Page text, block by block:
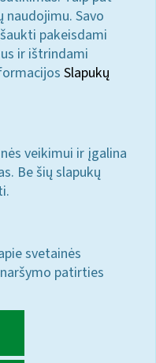
Savo
pakeisdami
ir ištrindami
Slapukų
veikimui ir įgalina
Be šių slapukų
svetainės
patirties